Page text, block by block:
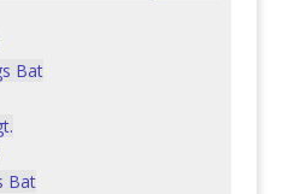
Bat
Bat
2